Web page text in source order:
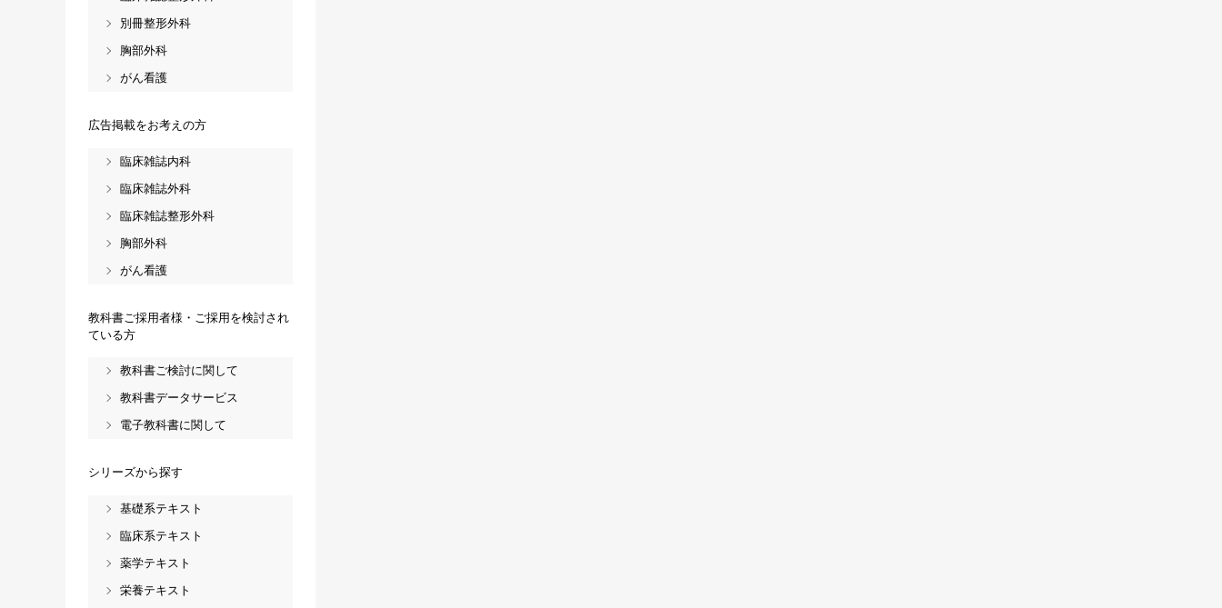
別冊整形外科
胸部外科
がん看護
広告掲載をお考えの方
臨床雑誌内科
臨床雑誌外科
臨床雑誌整形外科
胸部外科
がん看護
教科書ご採用者様・ご採用を検討され
ている方
教科書ご検討に関して
教科書データサービス
電子教科書に関して
シリーズから探す
基礎系テキスト
臨床系テキスト
薬学テキスト
栄養テキスト